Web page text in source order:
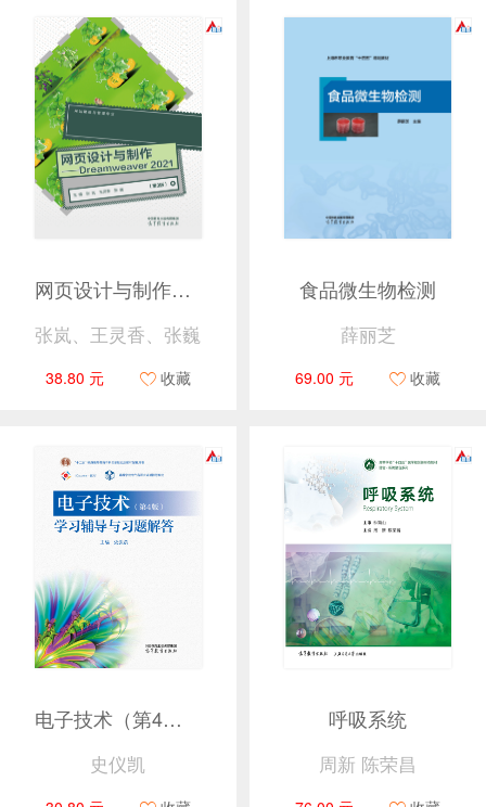
网页设计与制作——Dreamweaver 2021（第3版）
张岚、王灵香、张巍
38.80 元 收藏
食品微生物检测
薛丽芝
69.00 元 收藏
电子技术（第4版）学习辅导与习题解答
史仪凯
呼吸系统
周新 陈荣昌